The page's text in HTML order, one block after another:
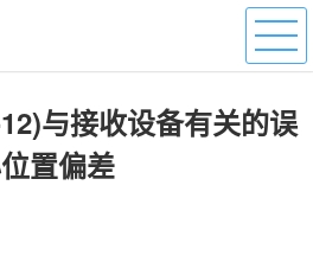
与接收设备有关的误
置偏差